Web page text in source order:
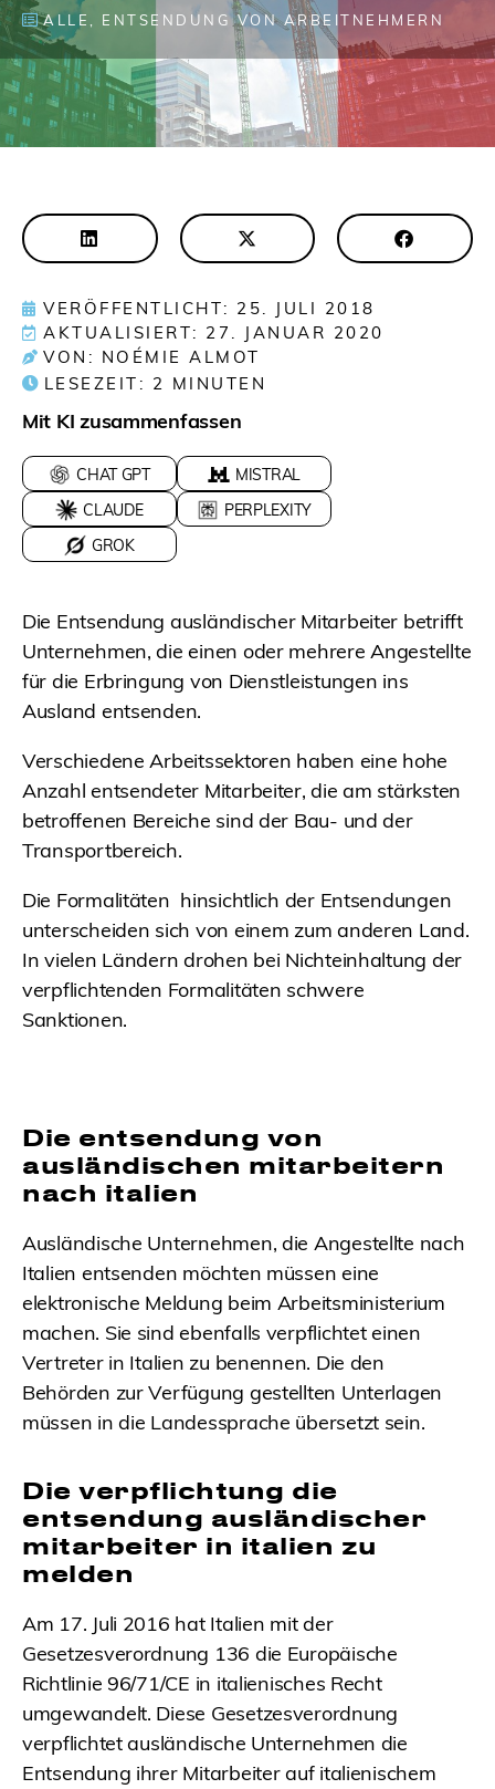
ALLE ENTSENDUNG VON ARBEITNEHMERN
VERÖFFENTLICHT: 25. JULI 2018
AKTUALISIERT: 27. JANUAR 2020
VON: NOÉMIE ALMOT
LESEZEIT: 2 MINUTEN
Mit KI zusammenfassen
CHAT GPT
MISTRAL
CLAUDE
PERPLEXITY
GROK
Die Entsendung ausländischer Mitarbeiter betrifft
Unternehmen, die einen oder mehrere Angestellte
für die Erbringung von Dienstleistungen ins
Ausland entsenden.
Verschiedene Arbeitssektoren haben eine hohe
Anzahl entsendeter Mitarbeiter, die am stärksten
betroffenen Bereiche sind der Bau- und der
Transportbereich.
Die Formalitäten hinsichtlich der Entsendungen
unterscheiden sich von einem zum anderen Land.
In vielen Ländern drohen bei Nichteinhaltung der
verpflichtenden Formalitäten schwere
Sanktionen.
Die entsendung von
ausländischen mitarbeitern
nach italien
Ausländische Unternehmen, die Angestellte nach
Italien entsenden möchten müssen eine
elektronische Meldung beim Arbeitsministerium
machen. Sie sind ebenfalls verpflichtet einen
Vertreter in Italien zu benennen. Die den
Behörden zur Verfügung gestellten Unterlagen
müssen in die Landessprache übersetzt sein.
Die verpflichtung die
entsendung ausländischer
mitarbeiter in italien zu
melden
Am 17. Juli 2016 hat Italien mit der
Gesetzesverordnung 136 die Europäische
Richtlinie 96/71/CE in italienisches Recht
umgewandelt. Diese Gesetzesverordnung
verpflichtet ausländische Unternehmen die
Entsendung ihrer Mitarbeiter auf italienischem